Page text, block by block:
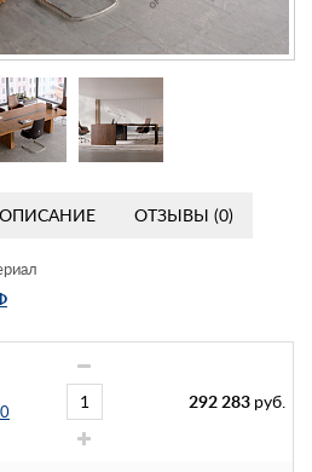
ОПИСАНИЕ ОТЗЫВЫ (0)
292 283 руб.